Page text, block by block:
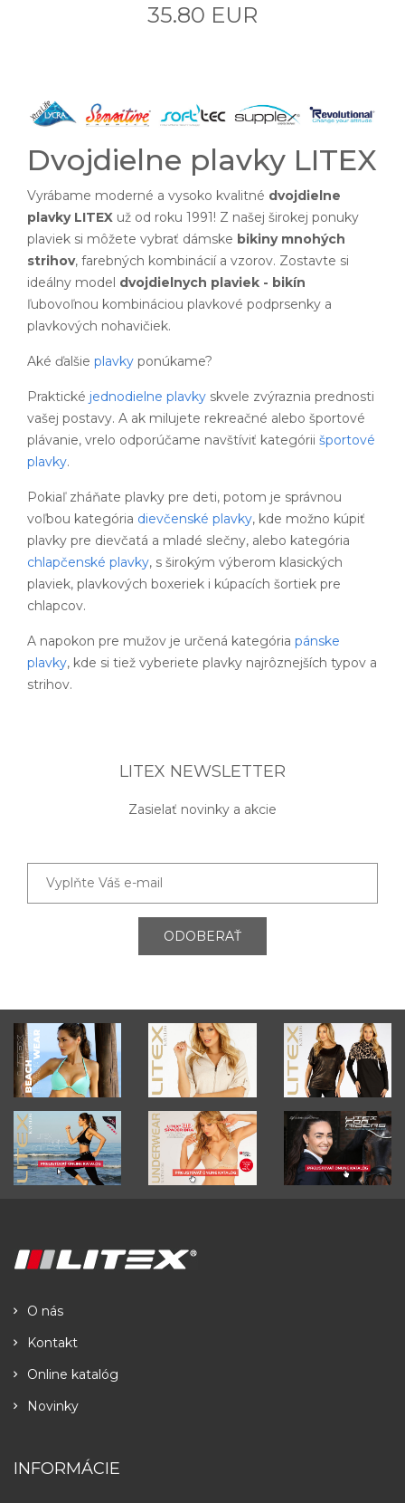
35.80 EUR
Dvojdielne plavky LITEX
Vyrábame moderné a vysoko kvalitné dvojdielne
plavky LITEX už od roku 1991! Z našej širokej ponuky
plaviek si môžete vybrať dámske bikiny mnohých
strihov, farebných kombinácií a vzorov. Zostavte si
ideálny model dvojdielnych plaviek - bikín
ľubovoľnou kombináciou plavkové podprsenky a
plavkových nohavičiek.
Aké ďalšie plavky ponúkame?
Praktické jednodielne plavky skvele zvýraznia prednosti
vašej postavy. A ak milujete rekreačné alebo športové
plávanie, vrelo odporúčame navštíviť kategórii športové
plavky.
Pokiaľ zháňate plavky pre deti, potom je správnou
voľbou kategória dievčenské plavky, kde možno kúpiť
plavky pre dievčatá a mladé slečny, alebo kategória
chlapčenské plavky, s širokým výberom klasických
plaviek, plavkových boxeriek i kúpacích šortiek pre
chlapcov.
A napokon pre mužov je určená kategória pánske
plavky, kde si tiež vyberiete plavky najrôznejších typov a
strihov.
LITEX NEWSLETTER
Zasielať novinky a akcie
ODOBERAŤ
O nás
Kontakt
Online katalóg
Novinky
INFORMÁCIE